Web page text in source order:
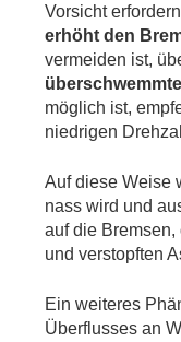
Vorsicht
erhöht den
vermeiden ist,
möglich ist,
niedrigen
Auf diese Weise
nass wird und
auf die
und verstopften
Ein weiteres
Überflusses an